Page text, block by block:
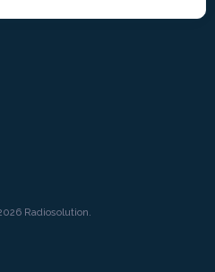
Radiosolution.